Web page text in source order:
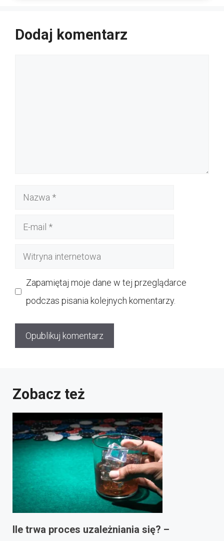
Dodaj komentarz
Nazwa
Witryna
Zapamiętaj moje dane w tej przeglądarce
podczas pisania kolejnych komentarzy.
Zobacz też
Ile trwa proces uzależniania się? –